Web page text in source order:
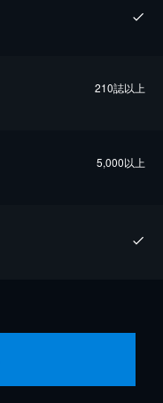
210誌以上
5,000以上